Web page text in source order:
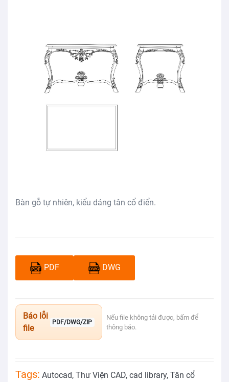
Bàn gỗ tự nhiên, kiểu dáng tân cổ điển.
PDF DWG
Báo lỗi
file
PDF/DWG/ZIP
Nếu file không tải được, bấm để
thông báo.
Tags: Autocad, Thư Viện CAD, cad library, Tân cổ